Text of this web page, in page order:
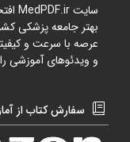
سایتMedPDF.ir
بهتر جامعه پزشکی
عرصه با سرعت و
و ویدئوهای آموزشی
سفارش کتاب از